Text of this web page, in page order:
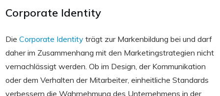
Corporate Identity
Die Corporate Identity trägt zur Markenbildung bei und darf
daher im Zusammenhang mit den Marketingstrategien nicht
vernachlässigt werden. Ob im Design, der Kommunikation
oder dem Verhalten der Mitarbeiter, einheitliche Standards
verbessern die Wahrnehmung des Unternehmens in der